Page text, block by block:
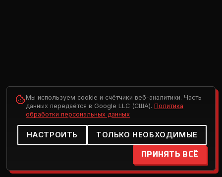
Мы используем cookie и счётчики веб-аналитики. Часть
данных передаётся в Google LLC (США). Политика
обработки персональных данных
НАСТРОИТЬ ТОЛЬКО НЕОБХОДИМЫЕ
ПРИНЯТЬ ВСЁ